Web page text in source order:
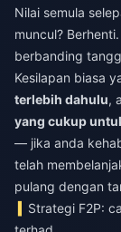
Nilai semula
muncul?
berbanding
Kesilapan biasa
terlebih dahulu,
yang cukup
— jika anda
telah
pulang dengan
Strategi F2P: